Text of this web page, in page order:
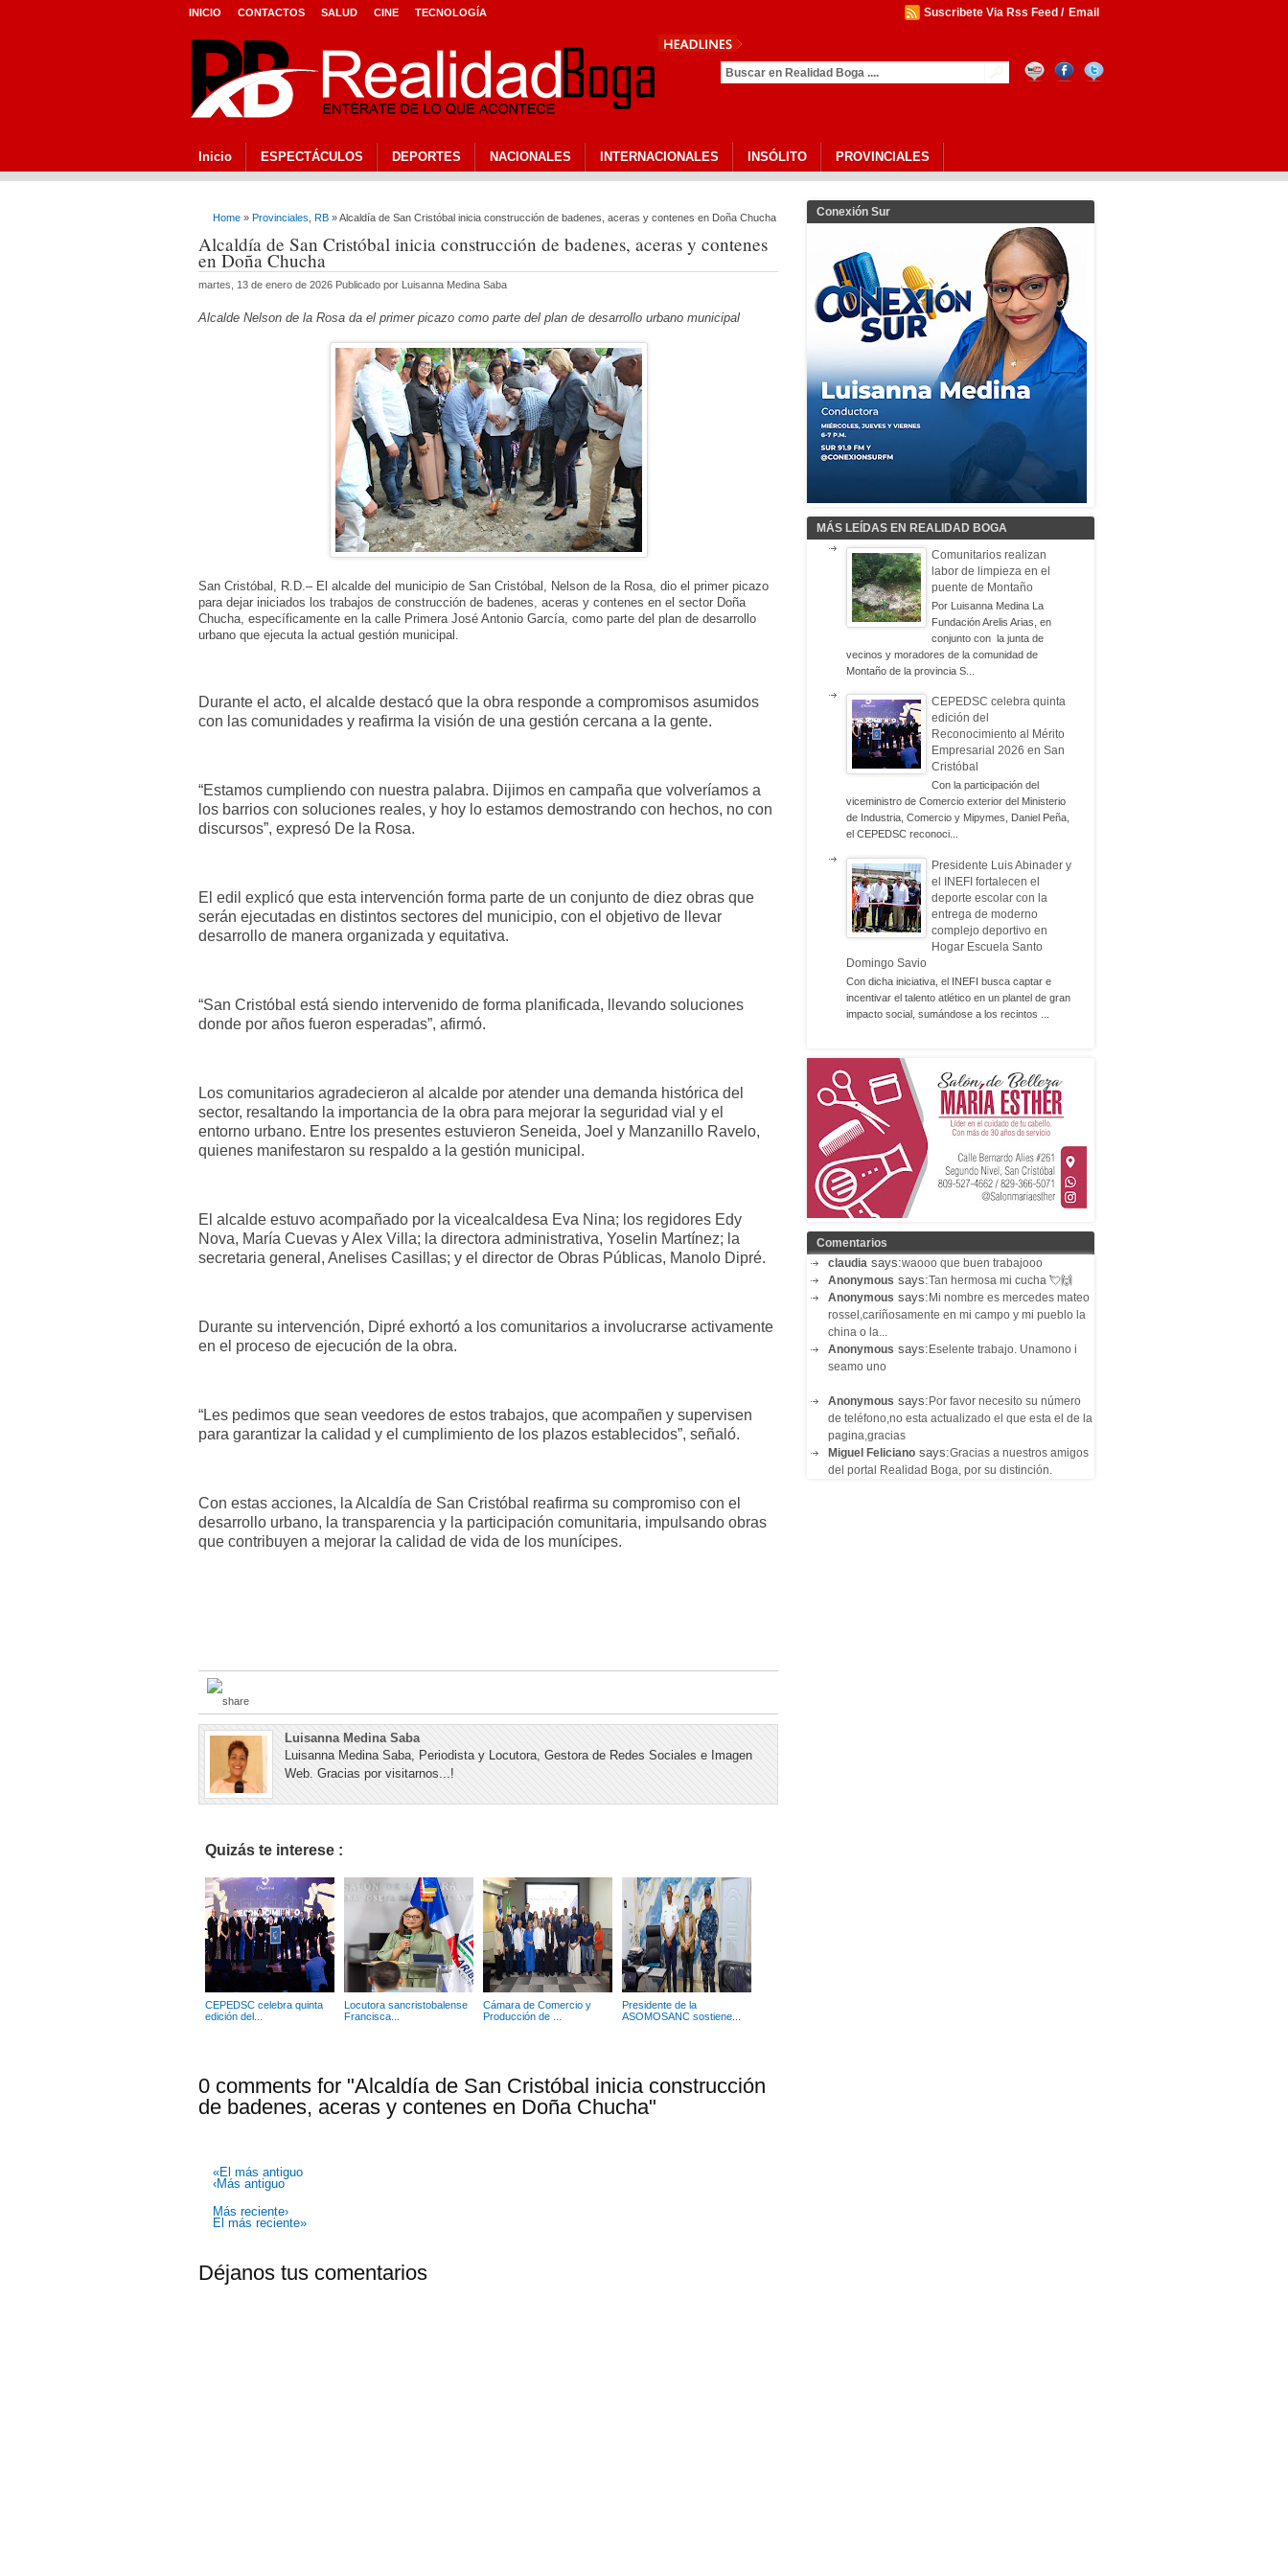
INICIO CONTACTOS SALUD CINE TECNOLOGÍA Suscribete Via Rss Feed / Email
Inicio ESPECTÁCULOS DEPORTES NACIONALES INTERNACIONALES INSÓLITO PROVINCIALES
Home » Provinciales RB » Alcaldía de San Cristóbal inicia construcción de badenes, aceras y contenes en Doña Chucha
Alcaldía de San Cristóbal inicia construcción de badenes, aceras y contenes
en Doña Chucha
martes, 13 de enero de 2026 Publicado por Luisanna Medina Saba
Alcalde Nelson de la Rosa da el primer picazo como parte del plan de desarrollo urbano municipal
San Cristóbal, R.D.– El alcalde del municipio de San Cristóbal, Nelson de la Rosa, dio el primer picazo
para dejar iniciados los trabajos de construcción de badenes, aceras y contenes en el sector Doña
Chucha, específicamente en la calle Primera José Antonio García, como parte del plan de desarrollo
urbano que ejecuta la actual gestión municipal.
Durante el acto, el alcalde destacó que la obra responde a compromisos asumidos
con las comunidades y reafirma la visión de una gestión cercana a la gente.
“Estamos cumpliendo con nuestra palabra. Dijimos en campaña que volveríamos a
los barrios con soluciones reales, y hoy lo estamos demostrando con hechos, no con
discursos”, expresó De la Rosa.
El edil explicó que esta intervención forma parte de un conjunto de diez obras que
serán ejecutadas en distintos sectores del municipio, con el objetivo de llevar
desarrollo de manera organizada y equitativa.
“San Cristóbal está siendo intervenido de forma planificada, llevando soluciones
donde por años fueron esperadas”, afirmó.
Los comunitarios agradecieron al alcalde por atender una demanda histórica del
sector, resaltando la importancia de la obra para mejorar la seguridad vial y el
entorno urbano. Entre los presentes estuvieron Seneida, Joel y Manzanillo Ravelo,
quienes manifestaron su respaldo a la gestión municipal.
El alcalde estuvo acompañado por la vicealcaldesa Eva Nina; los regidores Edy
Nova, María Cuevas y Alex Villa; la directora administrativa, Yoselin Martínez; la
secretaria general, Anelises Casillas; y el director de Obras Públicas, Manolo Dipré.
Durante su intervención, Dipré exhortó a los comunitarios a involucrarse activamente
en el proceso de ejecución de la obra.
“Les pedimos que sean veedores de estos trabajos, que acompañen y supervisen
para garantizar la calidad y el cumplimiento de los plazos establecidos”, señaló.
Con estas acciones, la Alcaldía de San Cristóbal reafirma su compromiso con el
desarrollo urbano, la transparencia y la participación comunitaria, impulsando obras
que contribuyen a mejorar la calidad de vida de los munícipes.
Luisanna Medina Saba
Luisanna Medina Saba, Periodista y Locutora, Gestora de Redes Sociales e Imagen
Web. Gracias por visitarnos...!
Quizás te interese :
CEPEDSC celebra quinta
edición del...
Locutora sancristobalense
Francisca...
Cámara de Comercio y
Producción de ...
Presidente de la
ASOMOSANC sostiene...
0 comments for "Alcaldía de San Cristóbal inicia construcción
de badenes, aceras y contenes en Doña Chucha"
«El más antiguo
‹Más antiguo
Más reciente›
El más reciente»
Déjanos tus comentarios
Conexión Sur
MÁS LEÍDAS EN REALIDAD BOGA
Comunitarios realizan
labor de limpieza en el
puente de Montaño
Por Luisanna Medina La
Fundación Arelis Arias, en
conjunto con la junta de
vecinos y moradores de la comunidad de
Montaño de la provincia S...
CEPEDSC celebra quinta
edición del
Reconocimiento al Mérito
Empresarial 2026 en San
Cristóbal
Con la participación del
viceministro de Comercio exterior del Ministerio
de Industria, Comercio y Mipymes, Daniel Peña,
el CEPEDSC reconoci...
Presidente Luis Abinader y
el INEFI fortalecen el
deporte escolar con la
entrega de moderno
complejo deportivo en
Hogar Escuela Santo
Domingo Savio
Con dicha iniciativa, el INEFI busca captar e
incentivar el talento atlético en un plantel de gran
impacto social, sumándose a los recintos ...
Comentarios
claudia says:waooo que buen trabajooo
Anonymous says:Tan hermosa mi cucha 💘🙌
Anonymous says:Mi nombre es mercedes mateo
rossel,cariñosamente en mi campo y mi pueblo la
china o la...
Anonymous says:Eselente trabajo. Unamono i
seamo uno
Anonymous says:Por favor necesito su número
de teléfono,no esta actualizado el que esta el de la
pagina,gracias
Miguel Feliciano says:Gracias a nuestros amigos
del portal Realidad Boga, por su distinción.